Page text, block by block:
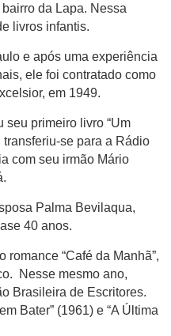
da Lapa. Nessa
livros infantis.
e após uma experiência
ele foi contratado como
em 1949.
seu primeiro livro “Um
transferiu-se para a Rádio
com seu irmão Mário
Palma Bevilaqua,
40 anos.
“Café da Manhã”,
Nesse mesmo ano,
Brasileira de Escritores.
Bater” (1961) e “A Última